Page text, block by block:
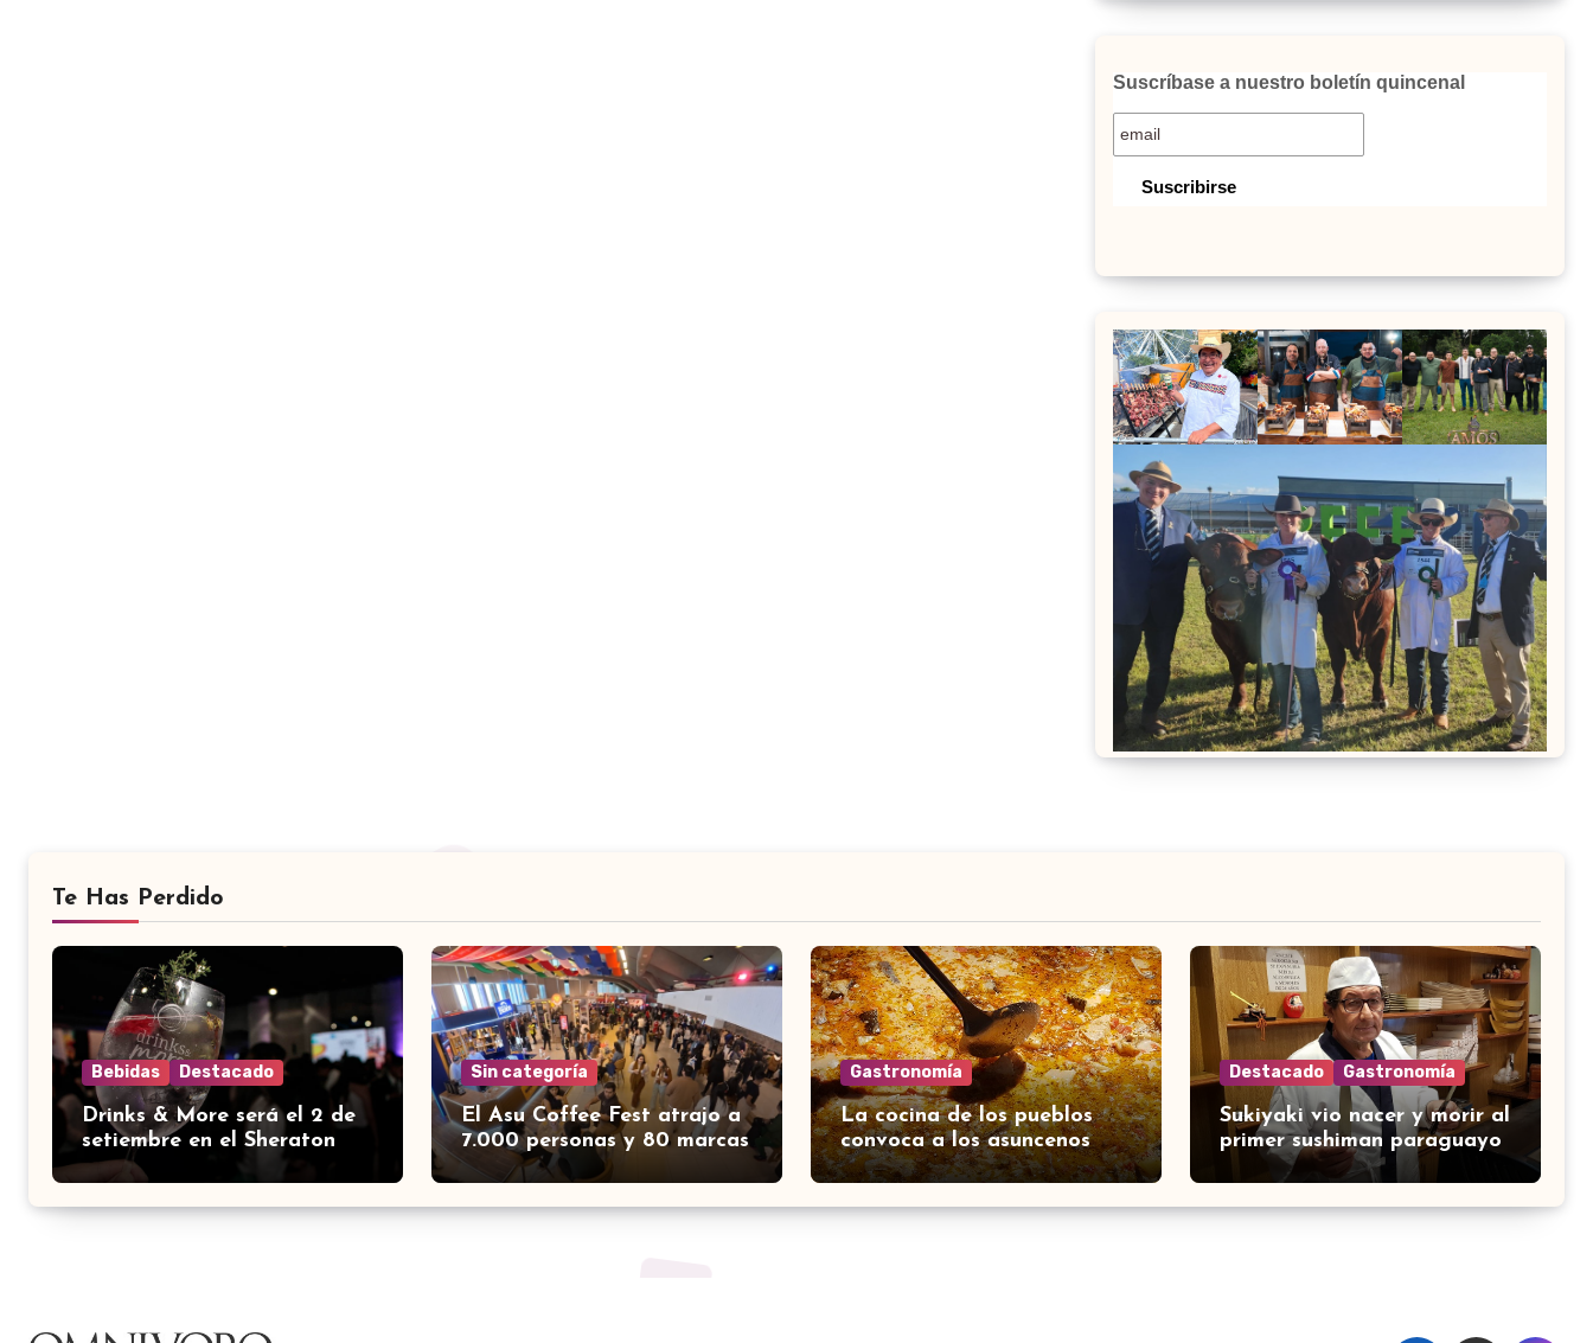
Suscríbase a nuestro boletín quincenal
Te Has Perdido
Bebidas Destacado
Drinks & More será el 2 de
setiembre en el Sheraton
Sin categoría
El Asu Coffee Fest atrajo a
7.000 personas y 80 marcas
Gastronomía
La cocina de los pueblos
convoca a los asuncenos
Destacado Gastronomía
Sukiyaki vio nacer y morir al
primer sushiman paraguayo